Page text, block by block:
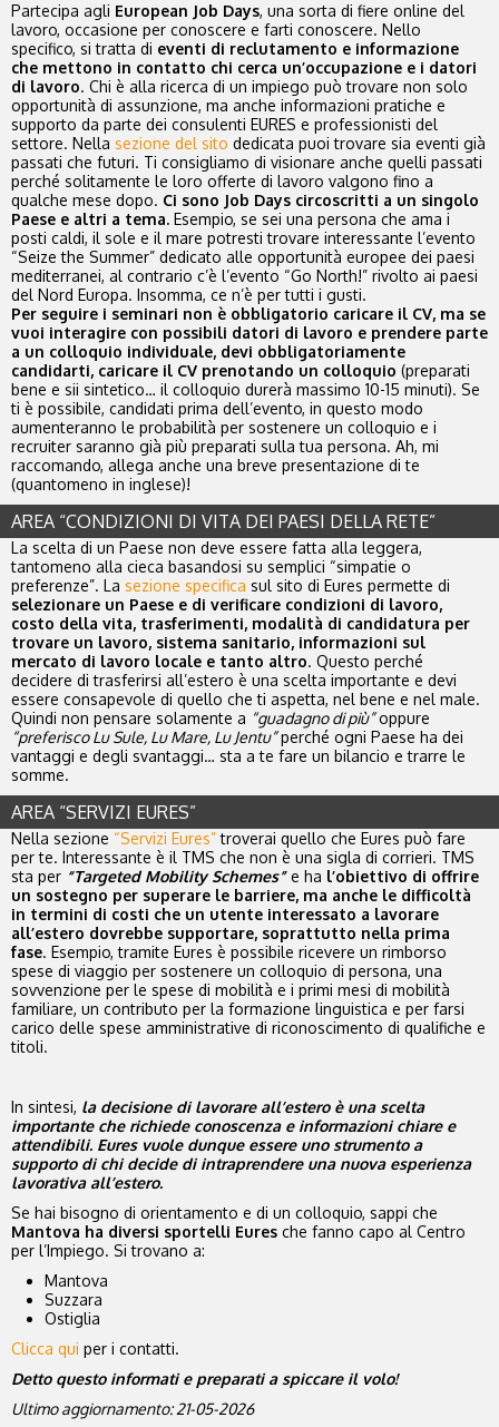
Partecipa agli European Job Days, una sorta di fiere online del
lavoro, occasione per conoscere e farti conoscere. Nello
specifico, si tratta di eventi di reclutamento e informazione
che mettono in contatto chi cerca un’occupazione e i datori
di lavoro. Chi è alla ricerca di un impiego può trovare non solo
opportunità di assunzione, ma anche informazioni pratiche e
supporto da parte dei consulenti EURES e professionisti del
settore. Nella sezione del sito dedicata puoi trovare sia eventi già
passati che futuri. Ti consigliamo di visionare anche quelli passati
perché solitamente le loro offerte di lavoro valgono fino a
qualche mese dopo. Ci sono Job Days circoscritti a un singolo
Paese e altri a tema. Esempio, se sei una persona che ama i
posti caldi, il sole e il mare potresti trovare interessante l’evento
“Seize the Summer” dedicato alle opportunità europee dei paesi
mediterranei, al contrario c’è l’evento “Go North!” rivolto ai paesi
del Nord Europa. Insomma, ce n’è per tutti i gusti.
Per seguire i seminari non è obbligatorio caricare il CV, ma se
vuoi interagire con possibili datori di lavoro e prendere parte
a un colloquio individuale, devi obbligatoriamente
candidarti, caricare il CV prenotando un colloquio (preparati
bene e sii sintetico… il colloquio durerà massimo 10-15 minuti). Se
ti è possibile, candidati prima dell’evento, in questo modo
aumenteranno le probabilità per sostenere un colloquio e i
recruiter saranno già più preparati sulla tua persona. Ah, mi
raccomando, allega anche una breve presentazione di te
(quantomeno in inglese)!
AREA “CONDIZIONI DI VITA DEI PAESI DELLA RETE”
La scelta di un Paese non deve essere fatta alla leggera,
tantomeno alla cieca basandosi su semplici “simpatie o
preferenze”. La sezione specifica sul sito di Eures permette di
selezionare un Paese e di verificare condizioni di lavoro,
costo della vita, trasferimenti, modalità di candidatura per
trovare un lavoro, sistema sanitario, informazioni sul
mercato di lavoro locale e tanto altro. Questo perché
decidere di trasferirsi all’estero è una scelta importante e devi
essere consapevole di quello che ti aspetta, nel bene e nel male.
Quindi non pensare solamente a “guadagno di più”oppure
“preferisco Lu Sule, Lu Mare, Lu Jentu”perché ogni Paese ha dei
vantaggi e degli svantaggi… sta a te fare un bilancio e trarre le
somme.
AREA “SERVIZI EURES”
Nella sezione “Servizi Eures”troverai quello che Eures può fare
per te. Interessante è il TMS che non è una sigla di corrieri. TMS
sta per “Targeted Mobility Schemes”e ha l’obiettivo di offrire
un sostegno per superare le barriere, ma anche le difficoltà
in termini di costi che un utente interessato a lavorare
all’estero dovrebbe supportare, soprattutto nella prima
fase. Esempio, tramite Eures è possibile ricevere un rimborso
spese di viaggio per sostenere un colloquio di persona, una
sovvenzione per le spese di mobilità e i primi mesi di mobilità
familiare, un contributo per la formazione linguistica e per farsi
carico delle spese amministrative di riconoscimento di qualifiche e
titoli.
In sintesi, la decisione di lavorare all’estero è una scelta
importante che richiede conoscenza e informazioni chiare e
attendibili. Eures vuole dunque essere uno strumento a
supporto di chi decide di intraprendere una nuova esperienza
lavorativa all’estero.
Se hai bisogno di orientamento e di un colloquio, sappi che
Mantova ha diversi sportelli Eures che fanno capo al Centro
per l’Impiego. Si trovano a:
Mantova
Suzzara
Ostiglia
Clicca qui per i contatti.
Detto questo informati e preparati a spiccare il volo!
Ultimo aggiornamento: 21-05-2026